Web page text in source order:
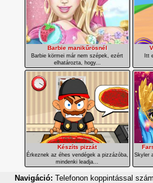
Barbie manikűrösnél
Barbie körmei már nem szépek, ezért
elhatározta, hogy...
Itt
Készíts pizzát
Érkeznek az éhes vendégek a pizzázóba,
mindenki leadja...
Skyler
Navigáció: Telefonon koppintással